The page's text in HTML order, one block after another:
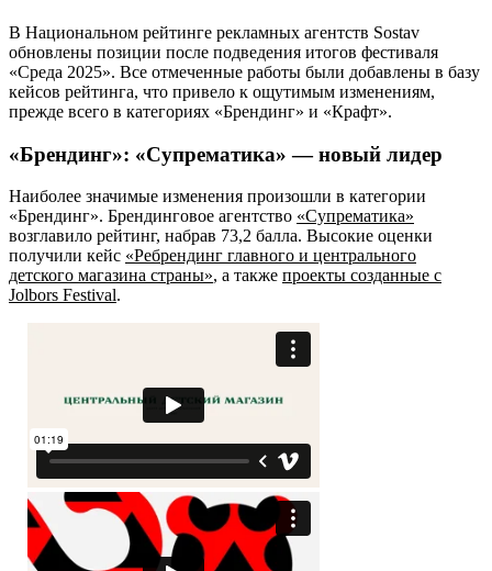
В Национальном рейтинге рекламных агентств Sostav
обновлены позиции после подведения итогов фестиваля
«Среда 2025». Все отмеченные работы были добавлены в базу
кейсов рейтинга, что привело к ощутимым изменениям,
прежде всего в категориях «Брендинг» и «Крафт».
«Брендинг»: «Супрематика» — новый лидер
Наиболее значимые изменения произошли в категории
«Брендинг». Брендинговое агентство «Супрематика»
возглавило рейтинг, набрав 73,2 балла. Высокие оценки
получили кейс «Ребрендинг главного и центрального
детского магазина страны», а также проекты созданные с
Jolbors Festival.